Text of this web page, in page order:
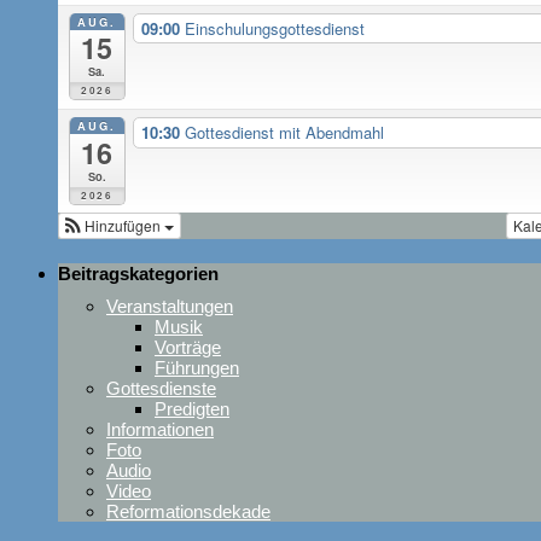
AUG.
15
Sa.
2026
09:00 Einschulungsgottesdienst
AUG.
16
So.
2026
10:30 Gottesdienst mit Abendmahl
Hinzufügen
Beitragskategorien
Veranstaltungen
Musik
Vorträge
Führungen
Gottesdienste
Predigten
Informationen
Foto
Audio
Video
Reformationsdekade